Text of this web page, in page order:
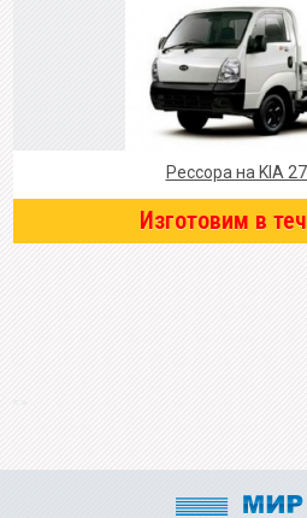
Рессора на KIA
Изготовим в